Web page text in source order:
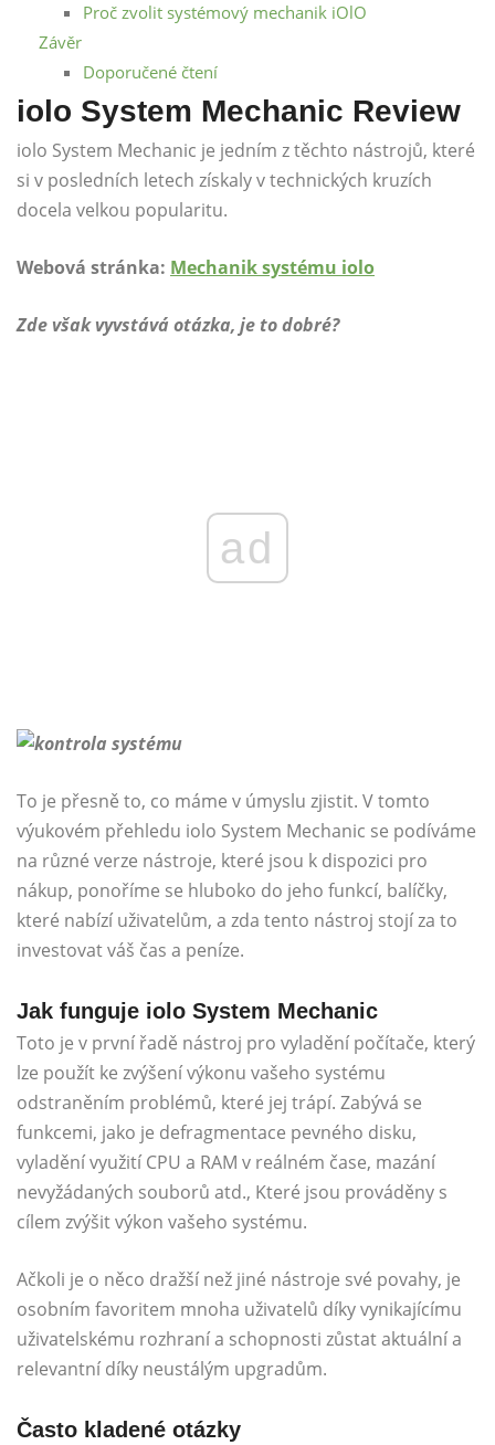
Proč zvolit systémový mechanik iOlO
Závěr
Doporučené čtení
iolo System Mechanic Review
iolo System Mechanic je jedním z těchto nástrojů, které
si v posledních letech získaly v technických kruzích
docela velkou popularitu.
Webová stránka: Mechanik systému iolo
Zde však vyvstává otázka, je to dobré?
ad
To je přesně to, co máme v úmyslu zjistit. V tomto
výukovém přehledu iolo System Mechanic se podíváme
na různé verze nástroje, které jsou k dispozici pro
nákup, ponoříme se hluboko do jeho funkcí, balíčky,
které nabízí uživatelům, a zda tento nástroj stojí za to
investovat váš čas a peníze.
Jak funguje iolo System Mechanic
Toto je v první řadě nástroj pro vyladění počítače, který
lze použít ke zvýšení výkonu vašeho systému
odstraněním problémů, které jej trápí. Zabývá se
funkcemi, jako je defragmentace pevného disku,
vyladění využití CPU a RAM v reálném čase, mazání
nevyžádaných souborů atd., Které jsou prováděny s
cílem zvýšit výkon vašeho systému.
Ačkoli je o něco dražší než jiné nástroje své povahy, je
osobním favoritem mnoha uživatelů díky vynikajícímu
uživatelskému rozhraní a schopnosti zůstat aktuální a
relevantní díky neustálým upgradům.
Často kladené otázky